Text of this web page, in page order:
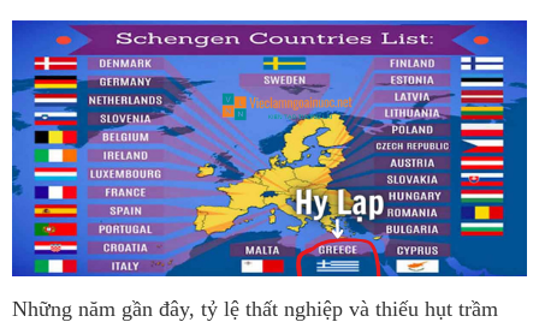
Những năm gần đây, tỷ lệ thất nghiệp và thiếu hụt trầm